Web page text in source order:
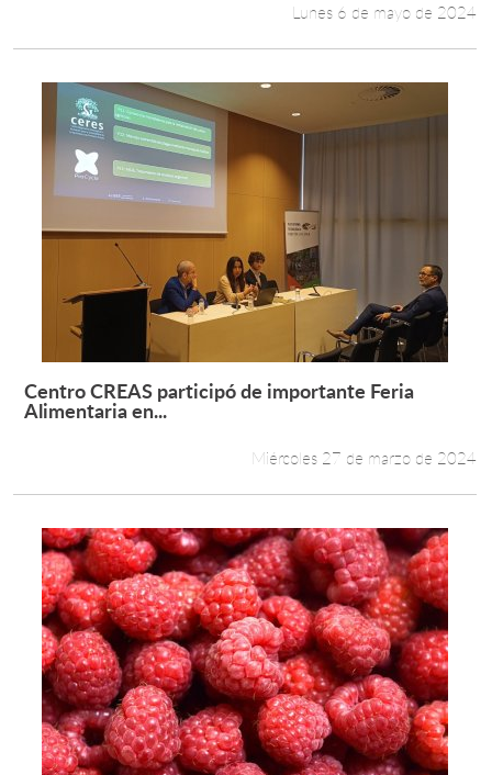
Lunes 6 de mayo de 2024
Leer más +
Centro CREAS participó de importante Feria
Alimentaria en...
Miércoles 27 de marzo de 2024